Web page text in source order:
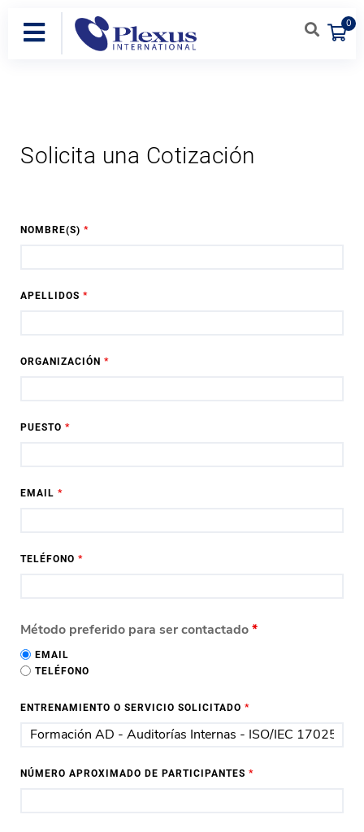
0
Solicita una Cotización
NOMBRE(S) *
APELLIDOS *
ORGANIZACIÓN *
PUESTO *
EMAIL *
TELÉFONO *
Método preferido para ser contactado*
EMAIL
TELÉFONO
ENTRENAMIENTO O SERVICIO SOLICITADO *
NÚMERO APROXIMADO DE PARTICIPANTES *